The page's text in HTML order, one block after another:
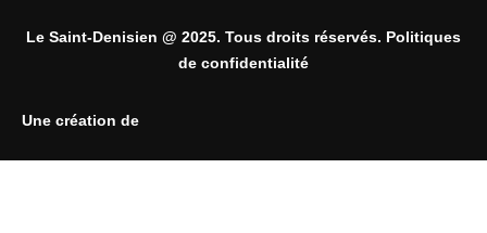
Le Saint-Denisien @ 2025. Tous droits réservés. Politiques
de confidentialité
Une création de